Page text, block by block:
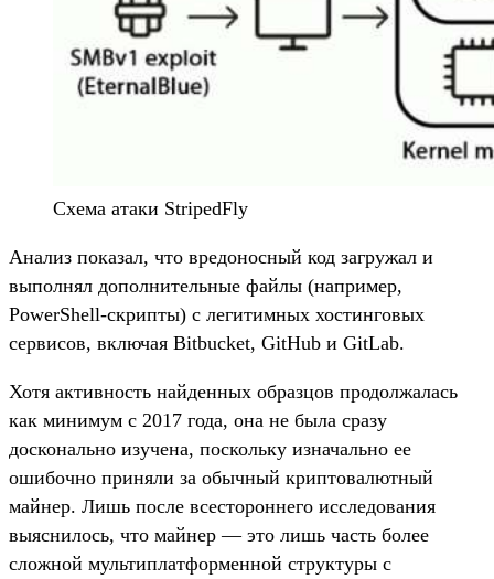
Схема атаки StripedFly
Анализ показал, что вредоносный код загружал и
выполнял дополнительные файлы (например,
PowerShell-скрипты) с легитимных хостинговых
сервисов, включая Bitbucket, GitHub и GitLab.
Хотя активность найденных образцов продолжалась
как минимум с 2017 года, она не была сразу
досконально изучена, поскольку изначально ее
ошибочно приняли за обычный криптовалютный
майнер. Лишь после всестороннего исследования
выяснилось, что майнер — это лишь часть более
сложной мультиплатформенной структуры с